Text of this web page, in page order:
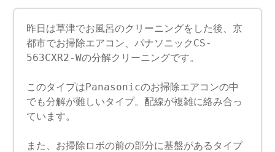
昨日は草津でお風呂のクリーニングをした後、京
都市でお掃除エアコン、パナソニックCS-
563CXR2-Wの分解クリーニングです。
このタイプはPanasonicのお掃除エアコンの中
でも分解が難しいタイプ。配線が複雑に絡み合っ
ています。
また、お掃除ロボの前の部分に基盤があるタイプ